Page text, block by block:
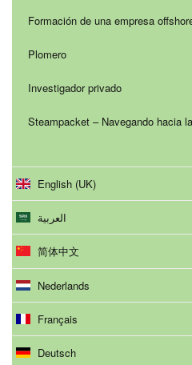
Formación de una empresa
Plomero
Investigador privado
Steampacket – Navegando hacia
English (UK)
العربية
简体中文
Nederlands
Français
Deutsch